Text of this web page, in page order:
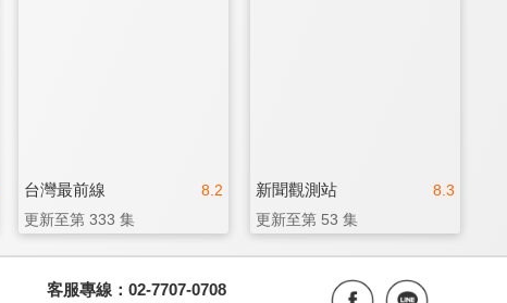
8.2
台灣最前線
更新至第 333 集
8.3
新聞觀測站
更新至第 53 集
客服專線：02-7707-0708